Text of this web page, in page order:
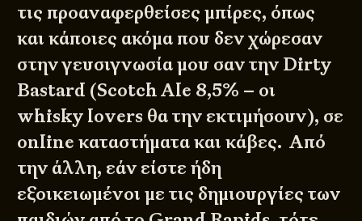
τις προαναφερθείσες μπίρες, όπως
και κάποιες ακόμα που δεν χώρεσαν
στην γευσιγνωσία μου σαν την Dirty
Bastard (Scotch Ale 8,5% – οι
whisky lovers θα την εκτιμήσουν), σε
online καταστήματα και κάβες. Από
την άλλη, εάν είστε ήδη
εξοικειωμένοι με τις δημιουργίες των